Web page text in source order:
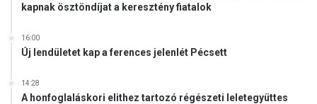
kapnak ösztöndíjat a keresztény fiatalok
16:00
Új lendületet kap a ferences jelenlét Pécsett
14:28
A honfoglaláskori elithez tartozó régészeti leletegyüttes